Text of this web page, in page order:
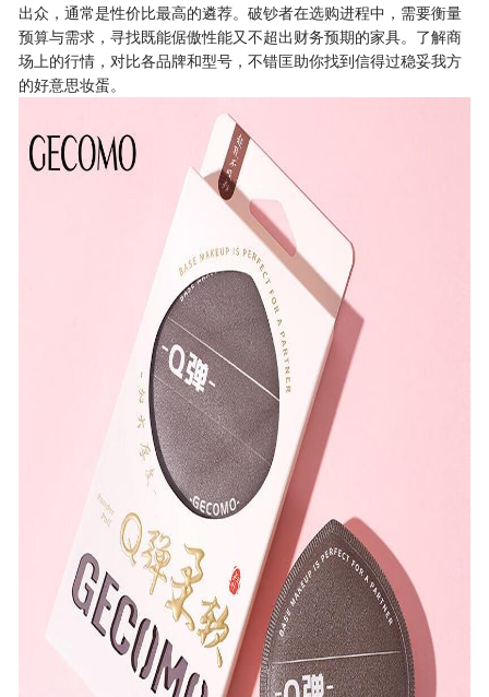
出众，通常是性价比最高的遴荐。破钞者在选购进程中，需要衡量
预算与需求，寻找既能倨傲性能又不超出财务预期的家具。了解商
场上的行情，对比各品牌和型号，不错匡助你找到信得过稳妥我方
的好意思妆蛋。